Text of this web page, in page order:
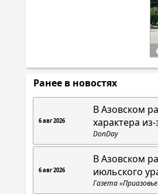
Ранее в новостях
6 авг 2026
В Азовском
характера
DonDay
6 авг 2026
В Азовском
июльского
Газета